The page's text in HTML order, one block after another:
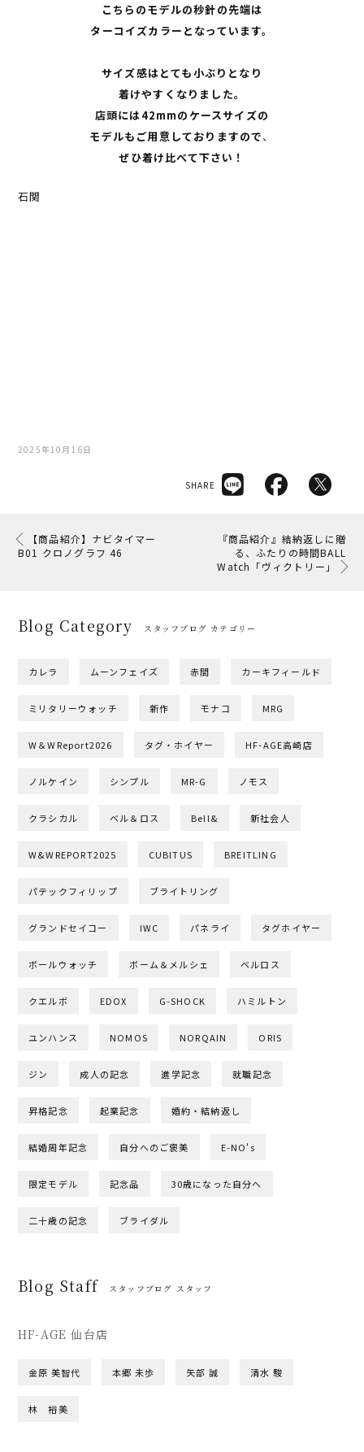
こちらのモデルの秒針の先端は
ターコイズカラーとなっています。
サイズ感はとても小ぶりとなり
着けやすくなりました。
店頭には42mmのケースサイズの
モデルもご用意しておりますので、
ぜひ着け比べて下さい！
石関
2025年10月16日
SHARE
【商品紹介】ナビタイマー
B01 クロノグラフ 46
『商品紹介』結納返しに贈
る、ふたりの時間BALL
Watch「ヴィクトリー」
Blog Category スタッフブログ カテゴリー
カレラ ムーンフェイズ 赤間 カーキフィールド
ミリタリーウォッチ 新作 モナコ MRG
W＆WReport2026 タグ・ホイヤー HF-AGE高崎店
ノルケイン シンプル MR-G ノモス
クラシカル ベル＆ロス Bell& 新社会人
W&WREPORT2025 CUBITUS BREITLING
パテックフィリップ ブライトリング
グランドセイコー IWC パネライ タグホイヤー
ボールウォッチ ボーム＆メルシェ ベルロス
クエルボ EDOX G-SHOCK ハミルトン
ユンハンス NOMOS NORQAIN ORIS
ジン 成人の記念 進学記念 就職記念
昇格記念 起業記念 婚約・結納返し
結婚周年記念 自分へのご褒美 E-NO's
限定モデル 記念品 30歳になった自分へ
二十歳の記念 ブライダル
Blog Staff スタッフブログ スタッフ
HF-AGE 仙台店
金原 美智代 本郷 未歩 矢部 誠 清水 駿
林 裕美